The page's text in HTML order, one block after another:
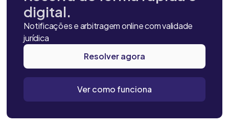
digital.
Notificações e arbitragem online com validade
jurídica
Resolver agora
Ver como funciona